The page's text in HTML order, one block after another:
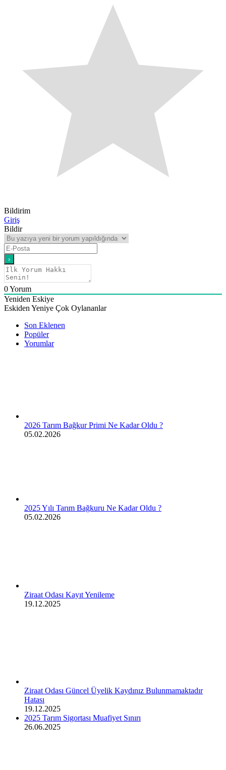
Bildirim
Giriş
Bildir
0Yorum
Yeniden Eskiye
Eskiden Yeniye Çok Oylananlar
Son Eklenen
Popüler
Yorumlar
2026 Tarım Bağkur Primi Ne Kadar Oldu ?
05.02.2026
2025 Yılı Tarım Bağkuru Ne Kadar Oldu ?
05.02.2026
Ziraat Odası Kayıt Yenileme
19.12.2025
Ziraat Odası Güncel Üyelik Kaydınız Bulunmamaktadır
Hatası
19.12.2025
2025 Tarım Sigortası Muafiyet Sınırı
26.06.2025